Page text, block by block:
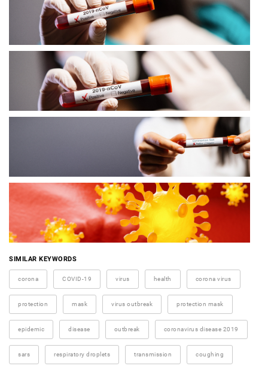
SIMILAR KEYWORDS
corona COVID-19 virus health corona virus
protection mask virus outbreak protection mask
epidemic disease outbreak coronavirus disease 2019
sars respiratory droplets transmission coughing